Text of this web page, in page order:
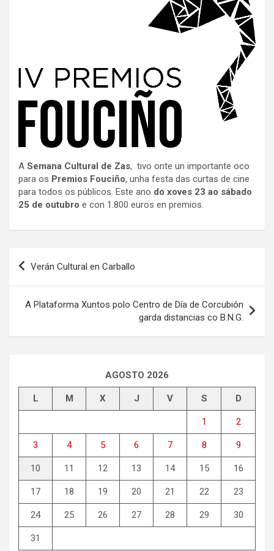
A Semana Cultural de Zas, tivo onte un importante oco
para os Premios Fouciño, unha festa das curtas de cine
para todos os públicos. Este ano do xoves 23 ao sábado
25 de outubro e con 1.800 euros en premios.
Navegación
de
Verán Cultural en Carballo
A Plataforma Xuntos polo Centro de Día de Corcubión
garda distancias co B.N.G.
AGOSTO 2026
L M X J V S D
1 2
3 4 5 6 7 8 9
10 11 12 13 14 15 16
17 18 19 20 21 22 23
24 25 26 27 28 29 30
31